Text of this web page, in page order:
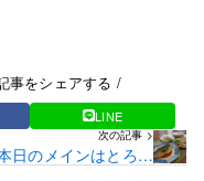
事をシェアする /
LINE
次の記事 >
日のメインはとろさ